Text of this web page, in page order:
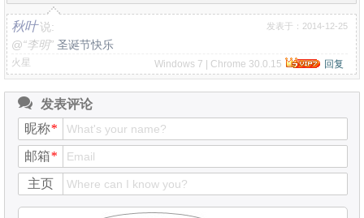
秋叶 说: 发表于：2014-12-25
@“李明” 圣诞节快乐
火星 Windows 7 | Chrome 30.0.15 回复
发表评论
昵称*
邮箱*
主页